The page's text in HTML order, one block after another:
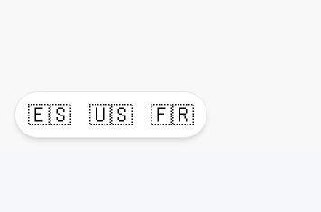
🇪🇸 🇺🇸 🇫🇷